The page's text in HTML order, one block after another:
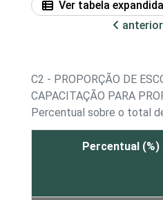
Ver tabela expandida
anterior
C2 - PROPORÇÃO DE
CAPACITAÇÃO PARA
Percentual sobre o total
Percentual (%)